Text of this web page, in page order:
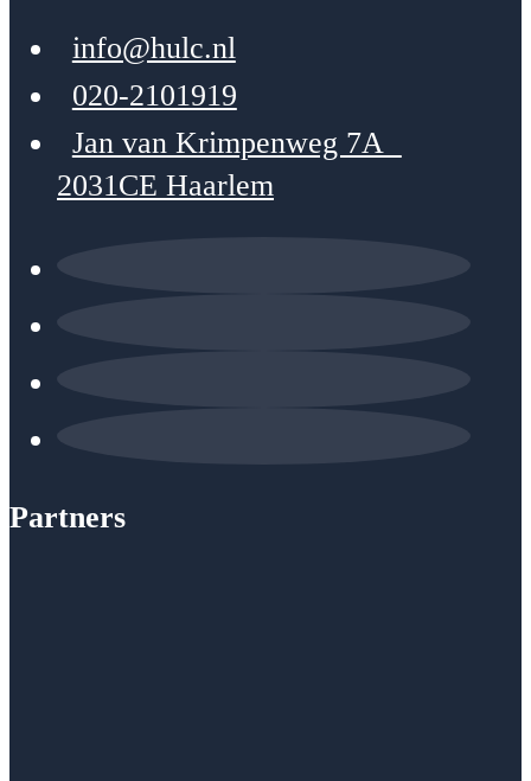
info@hulc.nl
020-2101919
Jan van Krimpenweg 7A
2031CE Haarlem
Partners